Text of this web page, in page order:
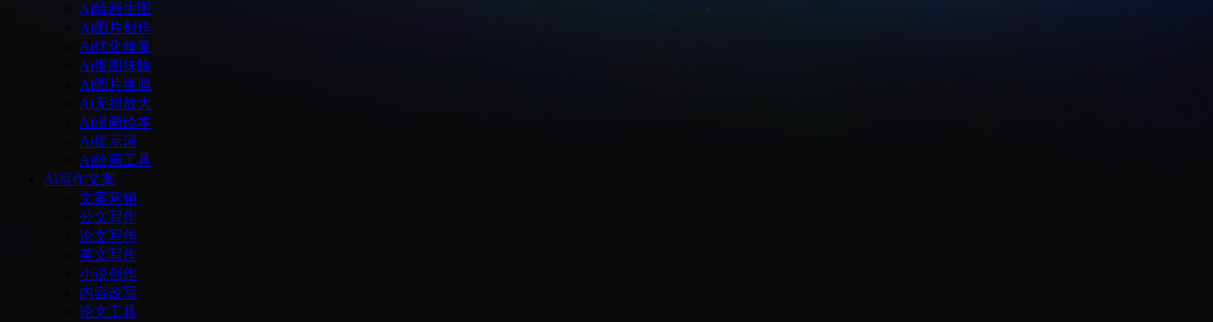
Ai绘画生图
Ai图片创作
Ai优化修复
Ai抠图抹除
Ai图片换脸
Ai无损放大
Ai漫画绘本
Ai提示词
Ai绘画工具
Ai写作文案
文案营销
公文写作
论文写作
英文写作
小说创作
内容改写
论文工具